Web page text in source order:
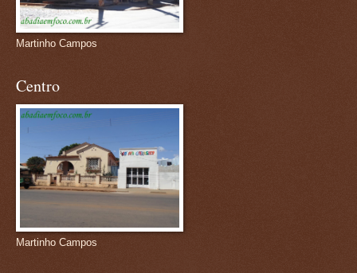
Martinho Campos
Centro
Martinho Campos